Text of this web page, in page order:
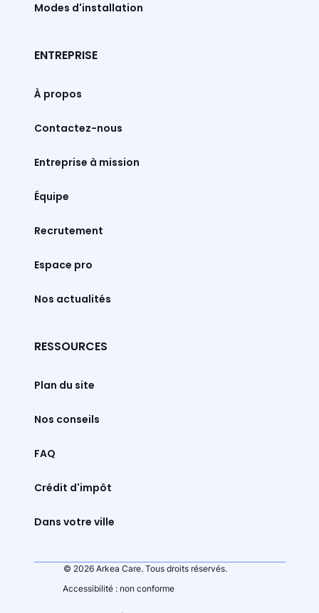
Modes d'installation
ENTREPRISE
À propos
Contactez-nous
Entreprise à mission
Équipe
Recrutement
Espace pro
Nos actualités
RESSOURCES
Plan du site
Nos conseils
FAQ
Crédit d'impôt
Dans votre ville
© 2026 Arkea Care. Tous droits réservés.
Accessibilité : non conforme